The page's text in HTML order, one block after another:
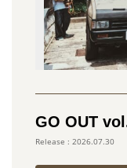
GO OUT
2026.07.30